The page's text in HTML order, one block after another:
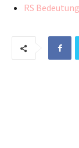
RS